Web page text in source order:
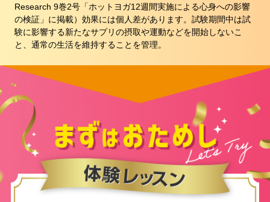
Research 9巻2号「ホットヨガ12週間実施による心身への影響
の検証」に掲載）効果には個人差があります。試験期間中は試
験に影響する新たなサプリの摂取や運動などを開始しないこ
と、通常の生活を維持することを管理。